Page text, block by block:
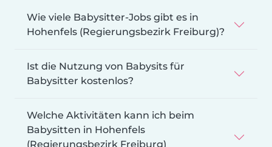
Wie viele Babysitter-Jobs gibt es in
Hohenfels (Regierungsbezirk Freiburg)?
Ist die Nutzung von Babysits für
Babysitter kostenlos?
Welche Aktivitäten kann ich beim
Babysitten in Hohenfels
(Regierungsbezirk Freiburg)